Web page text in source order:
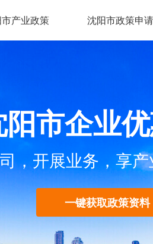
产业政策 沈阳市政策申请
市企业
，开展业务，享
一键获取政策资料